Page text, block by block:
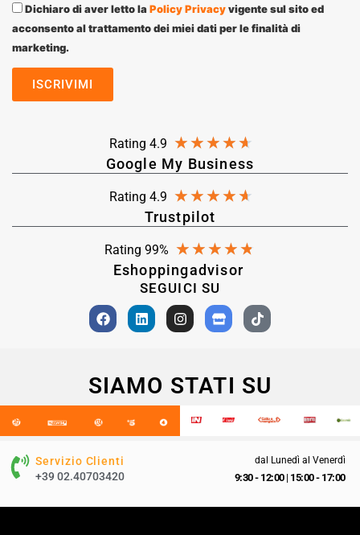
Dichiaro di aver letto la Policy Privacyvigente sul sito ed
acconsento al trattamento dei miei dati per le finalità di
marketing.
Rating 4.9 ★ ★ ★ ★ ★
Google My Business
Rating 4.9 ★ ★ ★ ★ ★
Trustpilot
Rating 99% ★ ★ ★ ★ ★
Eshoppingadvisor
SEGUICI SU
SIAMO STATI SU
Servizio Clienti
+39 02.40703420
dal Lunedì al Venerdì
9:30 - 12:00| 15:00 - 17:00